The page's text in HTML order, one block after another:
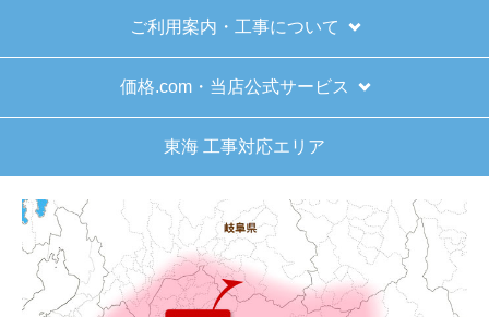
【注文商品】給湯器 【注文時期】2025
年11月頃（モバイルから）
【このショップを選んだ理由は？】
キッチン混合栓に続いて2回目の利用です。価格が
リーズナブルで、HPの構成から見てしっかりして
いる会社だなと思っていたので再度利用。やはり
ご利用案内・工事について
価格.com・当店公式サービス
東海 工事対応エリア